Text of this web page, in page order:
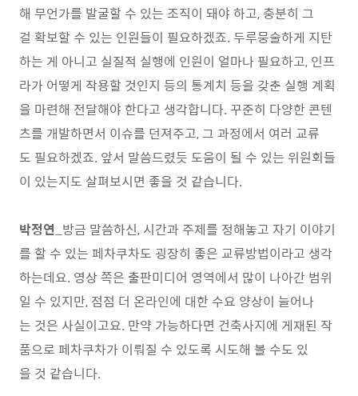
해 무언가를 발굴할 수 있는 조직이 돼야 하고, 충분히 그
걸 확보할 수 있는 인원들이 필요하겠죠. 두루뭉술하게 지탄
하는 게 아니고 실질적 실행에 인원이 얼마나 필요하고, 인프
라가 어떻게 작용할 것인지 등의 통계치 등을 갖춘 실행 계획
을 마련해 전달해야 한다고 생각합니다. 꾸준히 다양한 콘텐
츠를 개발하면서 이슈를 던져주고, 그 과정에서 여러 교류
도 필요하겠죠. 앞서 말씀드렸듯 도움이 될 수 있는 위원회들
이 있는지도 살펴보시면 좋을 것 같습니다.
박정연_방금 말씀하신, 시간과 주제를 정해놓고 자기 이야기
를 할 수 있는 페차쿠차도 굉장히 좋은 교류방법이라고 생각
하는데요. 영상 쪽은 출판미디어 영역에서 많이 나아간 범위
일 수 있지만, 점점 더 온라인에 대한 수요 양상이 늘어나
는 것은 사실이고요. 만약 가능하다면 건축사지에 게재된 작
품으로 페차쿠차가 이뤄질 수 있도록 시도해 볼 수도 있
을 것 같습니다.